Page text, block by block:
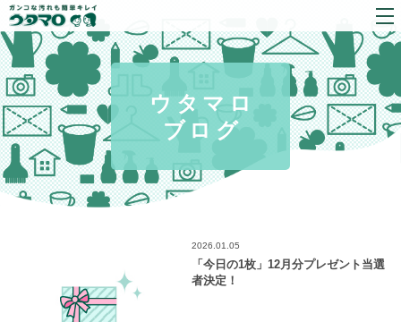
ウタマロ
ブログ
2026.01.05
「今日の1枚」12月分プレゼント当選
者決定！